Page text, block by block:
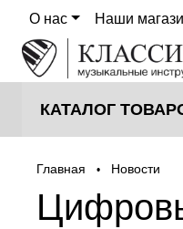
О нас Наши
КАТАЛОГ
Главная • Новости